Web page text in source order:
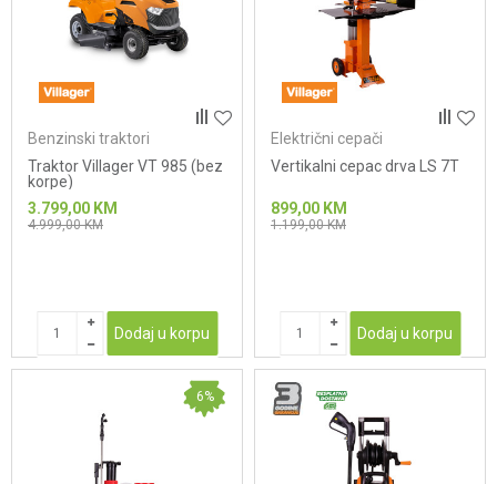
Benzinski traktori
Traktor Villager VT 985 (bez
korpe)
3.799,00 KM
4.999,00KM
Dodaj u korpu
Električni cepači
Vertikalni cepac drva LS 7T
899,00 KM
1.199,00KM
Dodaj u korpu
6%